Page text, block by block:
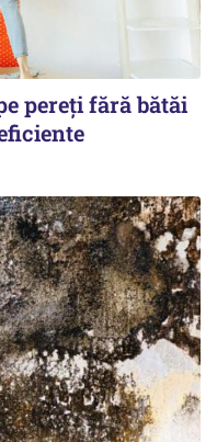
pereți fără bătăi